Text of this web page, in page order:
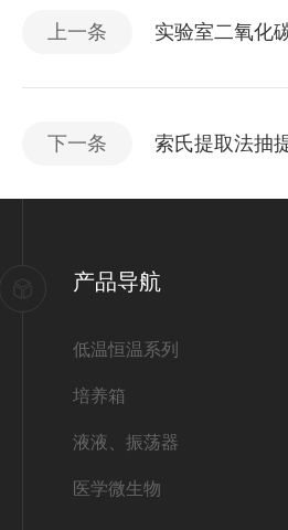
上一条 实验室二氧化
下一条 索氏提取法抽
产品导航
低温恒温系列
培养箱
液液、振荡器
医学微生物